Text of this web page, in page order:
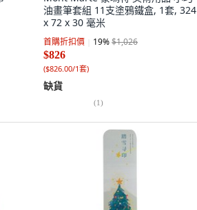
油畫筆套組 11支塗鴉鐵盒, 1套, 324
x 72 x 30 毫米
首購折扣價 19%$1,026
$826
($826.00/1套)
缺貨
(1)